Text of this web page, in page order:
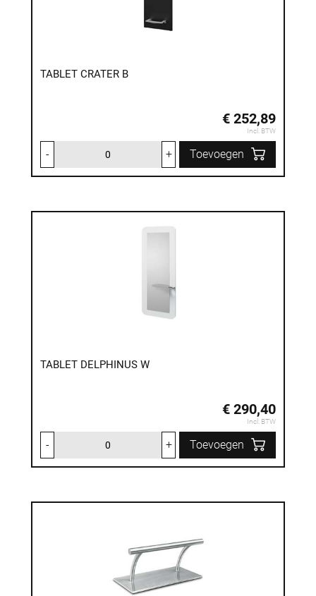
TABLET CRATER B
€ 252,89
Incl. BTW
- + Toevoegen
TABLET DELPHINUS W
€ 290,40
Incl. BTW
- + Toevoegen